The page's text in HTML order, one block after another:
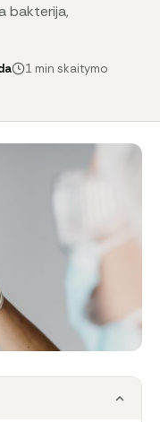
bakterija,
1 min skaitymo